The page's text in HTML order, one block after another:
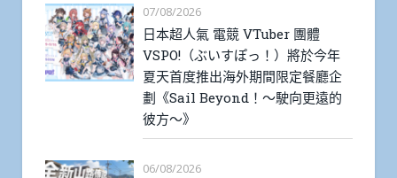
07/08/2026
日本超人氣 電競 VTuber 團體
VSPO!（ぶいすぽっ！）將於今年
夏天首度推出海外期間限定餐廳企
劃《Sail Beyond！～駛向更遠的
彼方～》
06/08/2026